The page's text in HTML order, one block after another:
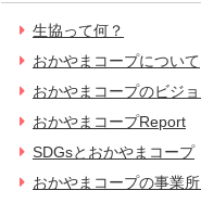
生協って何？
おかやまコープについて
おかやまコープのビジ
おかやまコープReport
SDGsとおかやまコープ
おかやまコープの事業